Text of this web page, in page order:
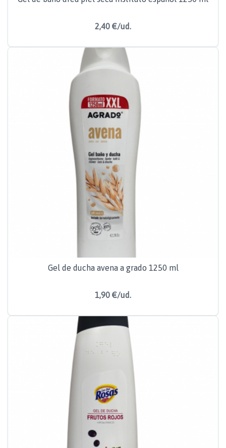
2,40 €/ud.
Gel de ducha avena a grado 1250 ml
1,90 €/ud.